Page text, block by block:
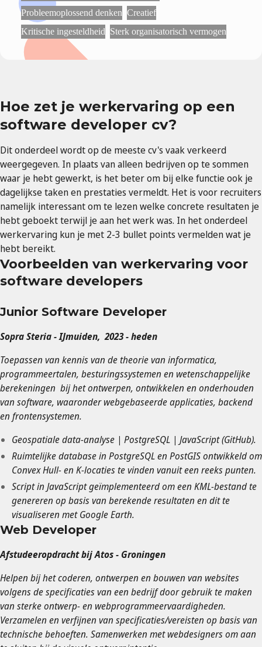
Probleemoplossend denken Creatief
Kritische ingesteldheid Sterk organisatorisch vermogen
Hoe zet je werkervaring op een
software developer cv?
Dit onderdeel wordt op de meeste cv's vaak verkeerd
weergegeven. In plaats van alleen bedrijven op te sommen
waar je hebt gewerkt, is het beter om bij elke functie ook je
dagelijkse taken en prestaties vermeldt. Het is voor recruiters
namelijk interessant om te lezen welke concrete resultaten je
hebt geboekt terwijl je aan het werk was. In het onderdeel
werkervaring kun je met 2-3 bullet points vermelden wat je
hebt bereikt.
Voorbeelden van werkervaring voor
software developers
Junior Software Developer
Sopra Steria - IJmuiden, 2023 - heden
Toepassen van kennis van de theorie van informatica,
programmeertalen, besturingssystemen en wetenschappelijke
berekeningen bij het ontwerpen, ontwikkelen en onderhouden
van software, waaronder webgebaseerde applicaties, backend
en frontensystemen.
Geospatiale data-analyse | PostgreSQL | JavaScript (GitHub).
Ruimtelijke database in PostgreSQL en PostGIS ontwikkeld om
Convex Hull- en K-locaties te vinden vanuit een reeks punten.
Script in JavaScript geïmplementeerd om een ​​KML-bestand te
genereren op basis van berekende resultaten en dit te
visualiseren met Google Earth.
Web Developer
Afstudeeropdracht bij Atos - Groningen
Helpen bij het coderen, ontwerpen en bouwen van websites
volgens de specificaties van een bedrijf door gebruik te maken
van sterke ontwerp- en webprogrammeervaardigheden.
Verzamelen en verfijnen van specificaties/vereisten op basis van
technische behoeften. Samenwerken met webdesigners om aan